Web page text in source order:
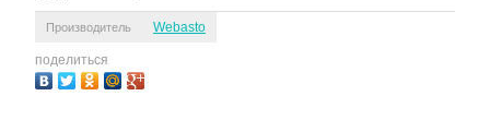
Производитель Webasto
поделиться